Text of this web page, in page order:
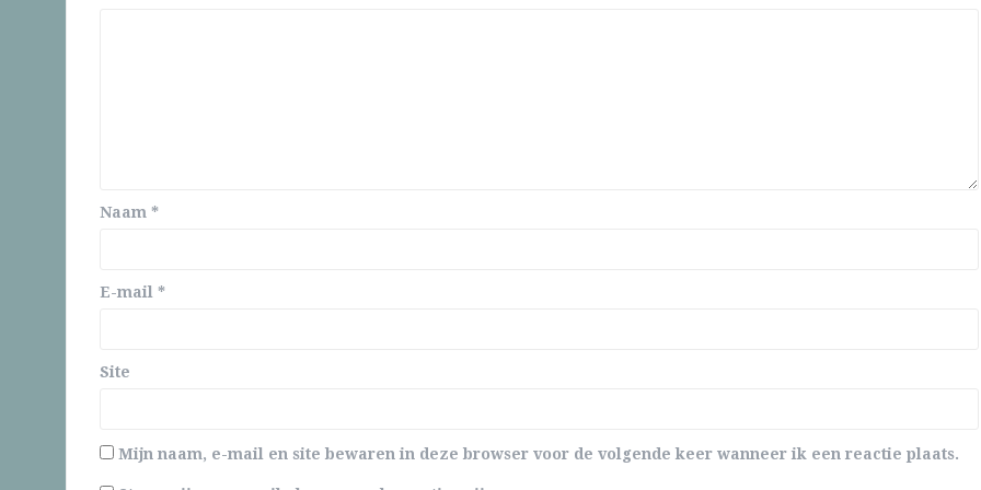
Naam *
E-mail *
Site
Mijn naam, e-mail en site bewaren in deze browser voor de volgende keer wanneer ik een reactie plaats.